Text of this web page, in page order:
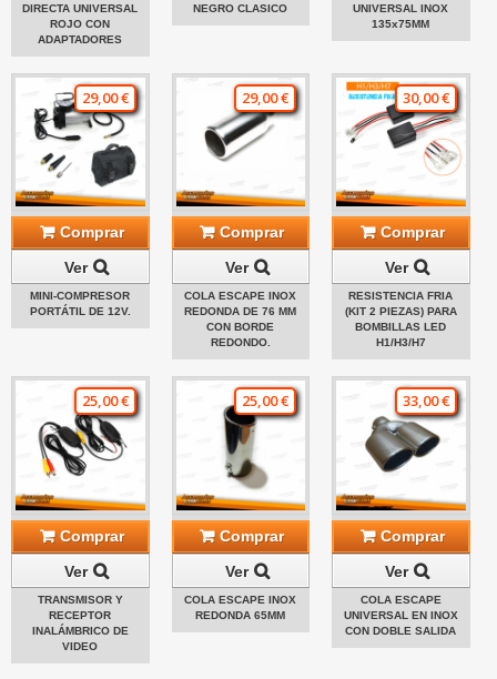
DIRECTA UNIVERSAL
ROJO CON
ADAPTADORES
NEGRO CLASICO
UNIVERSAL INOX
135x75MM
29,00 €
Comprar
Ver
MINI-COMPRESOR
PORTÁTIL DE 12V.
29,00 €
Comprar
Ver
COLA ESCAPE INOX
REDONDA DE 76 MM
CON BORDE
REDONDO.
30,00 €
Comprar
Ver
RESISTENCIA FRIA
(KIT 2 PIEZAS) PARA
BOMBILLAS LED
H1/H3/H7
25,00 €
Comprar
Ver
TRANSMISOR Y
RECEPTOR
INALÁMBRICO DE
VIDEO
25,00 €
Comprar
Ver
COLA ESCAPE INOX
REDONDA 65MM
33,00 €
Comprar
Ver
COLA ESCAPE
UNIVERSAL EN INOX
CON DOBLE SALIDA